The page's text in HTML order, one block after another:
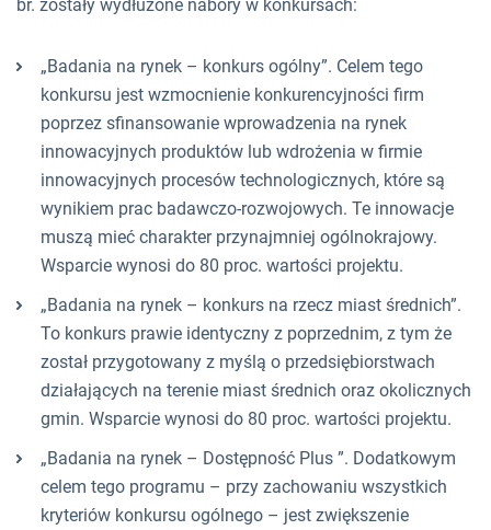
br. zostały wydłużone nabory w konkursach:
„Badania na rynek – konkurs ogólny”. Celem tego
konkursu jest wzmocnienie konkurencyjności firm
poprzez sfinansowanie wprowadzenia na rynek
innowacyjnych produktów lub wdrożenia w firmie
innowacyjnych procesów technologicznych, które są
wynikiem prac badawczo-rozwojowych. Te innowacje
muszą mieć charakter przynajmniej ogólnokrajowy.
Wsparcie wynosi do 80 proc. wartości projektu.
„Badania na rynek – konkurs na rzecz miast średnich”.
To konkurs prawie identyczny z poprzednim, z tym że
został przygotowany z myślą o przedsiębiorstwach
działających na terenie miast średnich oraz okolicznych
gmin. Wsparcie wynosi do 80 proc. wartości projektu.
„Badania na rynek – Dostępność Plus ”. Dodatkowym
celem tego programu – przy zachowaniu wszystkich
kryteriów konkursu ogólnego – jest zwiększenie